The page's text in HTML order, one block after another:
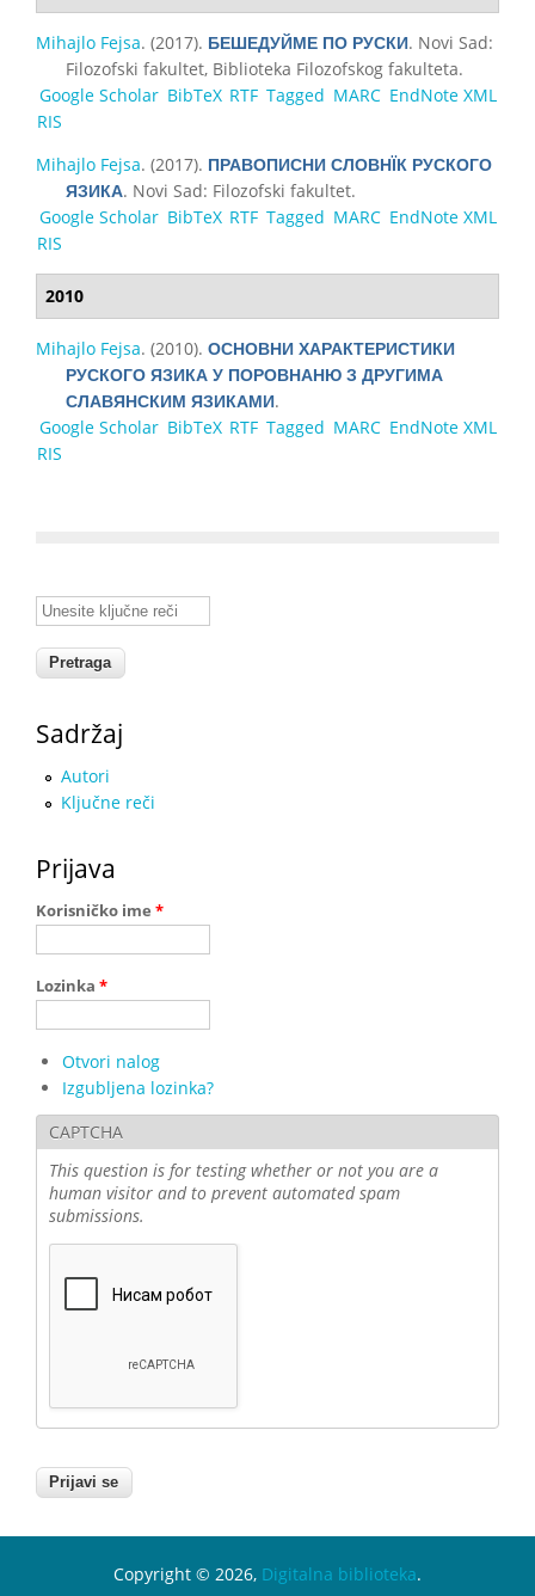
Mihajlo Fejsa. (2017). БЕШЕДУЙМЕ ПО РУСКИ. Novi Sad:
Filozofski fakultet, Biblioteka Filozofskog fakulteta.
Google Scholar BibTeX RTF Tagged MARC EndNote XML
RIS
Mihajlo Fejsa. (2017). ПРАВОПИСНИ СЛОВНЇК РУСКОГО
ЯЗИКА. Novi Sad: Filozofski fakultet.
Google Scholar BibTeX RTF Tagged MARC EndNote XML
RIS
2010
Mihajlo Fejsa. (2010). ОСНОВНИ ХАРАКТЕРИСТИКИ
РУСКОГО ЯЗИКА У ПОРОВНАНЮ З ДРУГИМА
СЛАВЯНСКИМ ЯЗИКАМИ.
Google Scholar BibTeX RTF Tagged MARC EndNote XML
RIS
Unesite ključne reči
Sadržaj
Autori
Ključne reči
Prijava
Korisničko ime *
Lozinka *
Otvori nalog
Izgubljena lozinka?
CAPTCHA
This question is for testing whether or not you are a
human visitor and to prevent automated spam
submissions.
Copyright © 2026, Digitalna biblioteka.